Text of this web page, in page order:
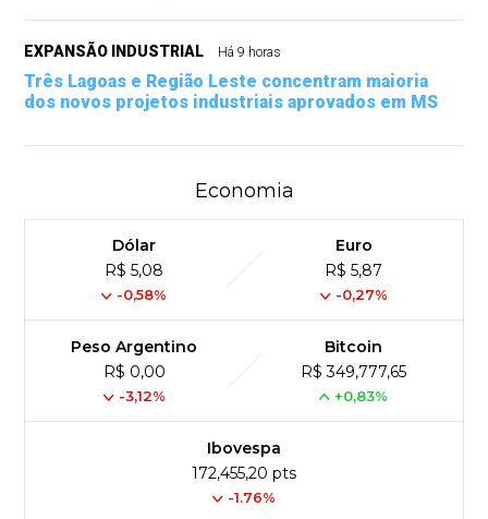
EXPANSÃO INDUSTRIAL Há 9 horas
Três Lagoas e Região Leste concentram maioria
dos novos projetos industriais aprovados em MS
Economia
Dólar
R$ 5,08
-0,58%
Euro
R$ 5,87
-0,27%
Peso Argentino
R$ 0,00
-3,12%
Bitcoin
R$ 349,777,65
+0,83%
Ibovespa
172,455,20 pts
-1.76%